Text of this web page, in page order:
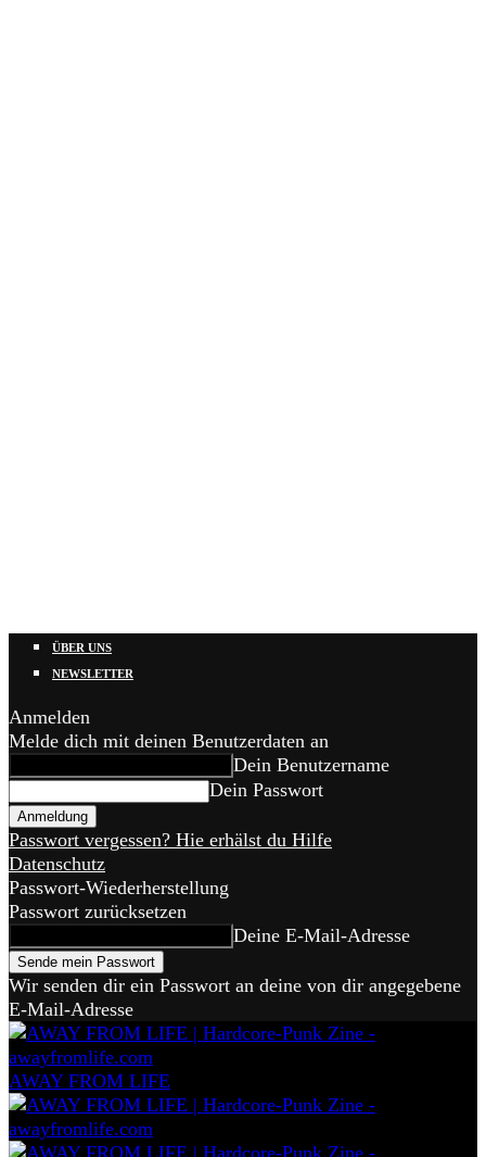
ÜBER UNS
NEWSLETTER
Anmelden
Melde dich mit deinen Benutzerdaten an
Dein Benutzername
Dein Passwort
Passwort vergessen? Hie erhälst du Hilfe
Datenschutz
Passwort-Wiederherstellung
Passwort zurücksetzen
Deine E-Mail-Adresse
Wir senden dir ein Passwort an deine von dir angegebene
E-Mail-Adresse
AWAY FROM LIFE